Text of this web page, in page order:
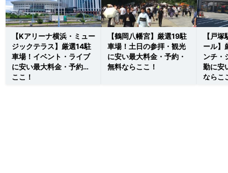
【Kアリーナ横浜・ミュー
ジックテラス】厳選14駐
車場！イベント・ライブ
に安い最大料金・予約は
ここ！
【鶴岡八幡宮】厳選19駐
車場！土日の参拝・観光
に安い最大料金・予約・
無料ならここ！
【戸
ール】
ンチ・
勤に安
ならこ